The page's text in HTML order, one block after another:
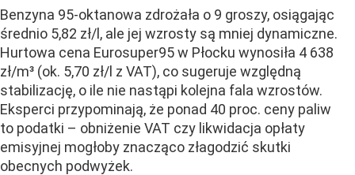
Benzyna 95-oktanowa zdrożała o 9 groszy, osiągając
średnio 5,82 zł/l, ale jej wzrosty są mniej dynamiczne.
Hurtowa cena Eurosuper95 w Płocku wynosiła 4 638
zł/m³ (ok. 5,70 zł/l z VAT), co sugeruje względną
stabilizację, o ile nie nastąpi kolejna fala wzrostów.
Eksperci przypominają, że ponad 40 proc. ceny paliw
to podatki – obniżenie VAT czy likwidacja opłaty
emisyjnej mogłoby znacząco złagodzić skutki
obecnych podwyżek.